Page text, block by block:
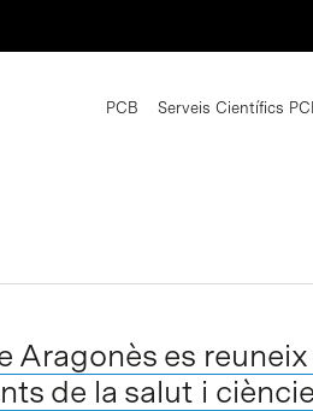
PCB Serveis Científics
Aragonès es
de la salut i